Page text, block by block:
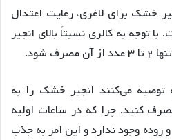
خشک برای لاغری، رعایت اعتدال
توجه به کالری نسبتاً بالای انجیر
شود
.
توصیه می‌کنند انجیر خشک را به
کنید. چرا که در ساعات اولیه
روده وجود ندارد و این امر به جذب